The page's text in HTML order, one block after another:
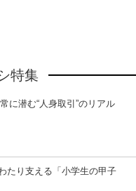
特集
に潜む“人身取引”のリアル
たり支える「小学生の甲子